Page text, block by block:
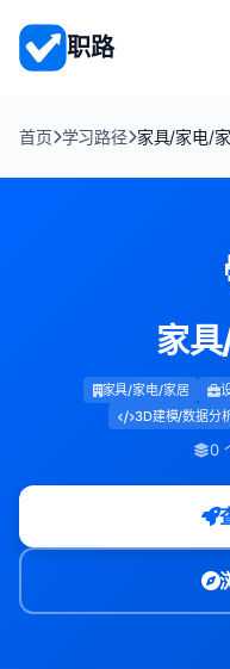
职路
首页 学习路径 家具/家电/
家
家具/家电/家居
3D建模/数据分
0